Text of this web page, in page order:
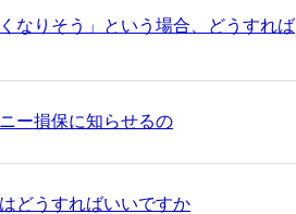
なりそう」という場合、どうすれば
ー損保に知らせるの
どうすればいいですか